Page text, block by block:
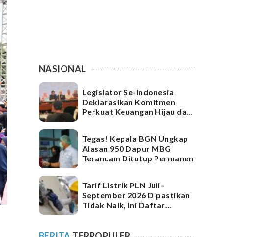
NASIONAL
Legislator Se-Indonesia
Deklarasikan Komitmen
Perkuat Keuangan Hijau dan
Tegas! Kepala BGN Ungkap
Alasan 950 Dapur MBG
Terancam Ditutup Permanen
Tarif Listrik PLN Juli–
September 2026 Dipastikan
Tidak Naik, Ini Daftar